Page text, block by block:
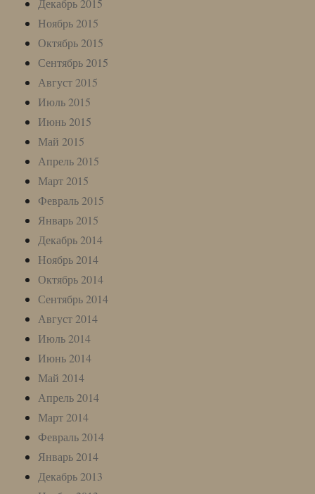
Декабрь 2015
Ноябрь 2015
Октябрь 2015
Сентябрь 2015
Август 2015
Июль 2015
Июнь 2015
Май 2015
Апрель 2015
Март 2015
Февраль 2015
Январь 2015
Декабрь 2014
Ноябрь 2014
Октябрь 2014
Сентябрь 2014
Август 2014
Июль 2014
Июнь 2014
Май 2014
Апрель 2014
Март 2014
Февраль 2014
Январь 2014
Декабрь 2013